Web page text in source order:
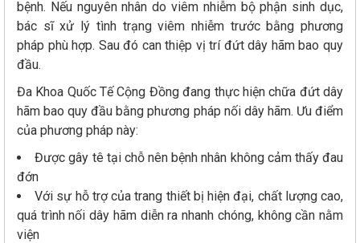
bệnh. Nếu nguyên nhân do viêm nhiễm bộ phận sinh dục,
bác sĩ xử lý tình trạng viêm nhiễm trước bằng phương
pháp phù hợp. Sau đó can thiệp vị trí đứt dây hãm bao quy
đầu.
Đa Khoa Quốc Tế Cộng Đồng đang thực hiện chữa đứt dây
hãm bao quy đầu bằng phương pháp nối dây hãm. Ưu điểm
của phương pháp này:
Được gây tê tại chỗ nên bệnh nhân không cảm thấy đau
đớn
Với sự hỗ trợ của trang thiết bị hiện đại, chất lượng cao,
quá trình nối dây hãm diễn ra nhanh chóng, không cần nằm
viện